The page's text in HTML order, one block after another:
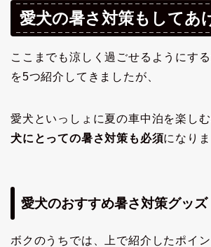
愛犬の暑さ対策もしてあ
ここまでも涼しく過ごせるようにす
を5つ紹介してきましたが、
愛犬といっしょに夏の車中泊を楽し
犬にとっての暑さ対策も必須になりま
愛犬のおすすめ暑さ対策グッズ
ボクのうちでは、上で紹介したポイ